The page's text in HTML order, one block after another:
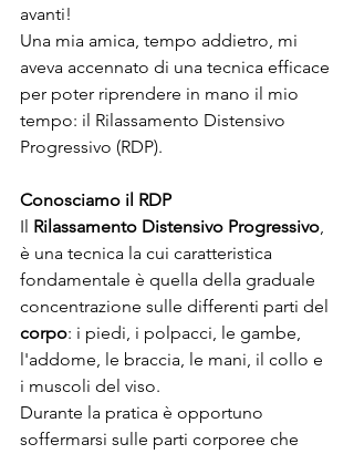
avanti!
Una mia amica, tempo addietro, mi
aveva accennato di una tecnica efficace
per poter riprendere in mano il mio
tempo: il Rilassamento Distensivo
Progressivo (RDP).
Conosciamo il RDP
Il Rilassamento Distensivo Progressivo,
è una tecnica la cui caratteristica
fondamentale è quella della graduale
concentrazione sulle differenti parti del
corpo: i piedi, i polpacci, le gambe,
l'addome, le braccia, le mani, il collo e
i muscoli del viso.
Durante la pratica è opportuno
soffermarsi sulle parti corporee che